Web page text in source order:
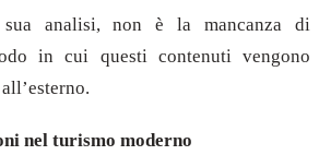
analisi, non è la mancanza di
in cui questi contenuti vengono
nel turismo moderno